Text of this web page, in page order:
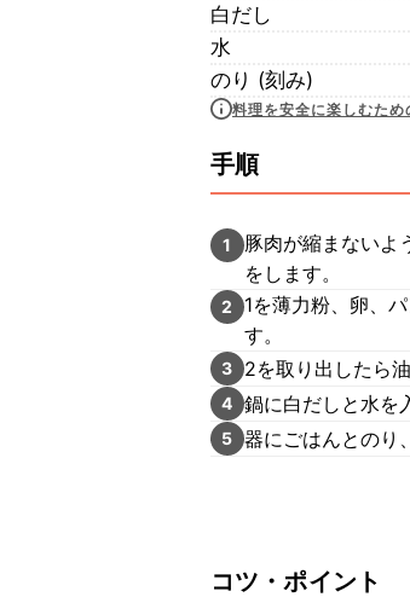
白だし
水
のり (刻み)
料理を安全に楽しむため
手順
1
豚肉が縮まないよ
をします。
2
1を薄力粉、卵、
す。
3 2を取り出したら
4 鍋に白だしと水を
5 器にごはんとのり
コツ・ポイント